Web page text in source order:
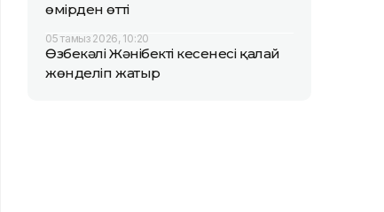
өмірден өтті
05 тамыз 2026, 10:20
Өзбекәлі Жәнібектің кесенесі қалай
жөнделіп жатыр